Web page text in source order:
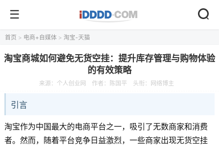
首页 > 电商+自媒体 > 淘宝-天猫
淘宝商城如何避免无货空挂：提升库存管理与购物体验
的有效策略
来源： 个人创业网 作者：陈国平 头衔：网络博主
引言
淘宝作为中国最大的电商平台之一，吸引了无数商家和消费
者。然而，随着平台竞争日益激烈，一些商家出现无货空挂